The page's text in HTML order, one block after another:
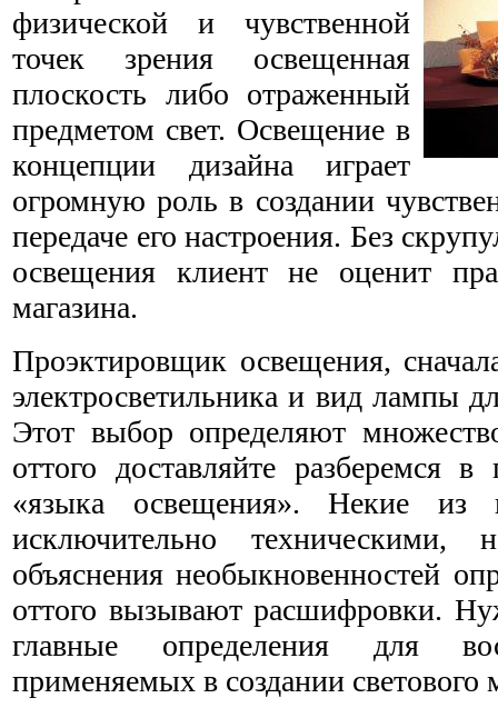
физической и чувственной
точек зрения освещенная
плоскость либо отраженный
предметом свет. Освещение в
концепции дизайна играет
огромную роль в создании
передаче его настроения. Без
освещения клиент не оценит
магазина.
Проэктировщик освещения,
электросветильника и вид лампы
Этот выбор определяют
оттого доставляйте разберемся в
«языка освещения». Некие из
исключительно
объяснения необыкновенностей
оттого вызывают расшифровки.
главные определения для
применяемых в создании светового